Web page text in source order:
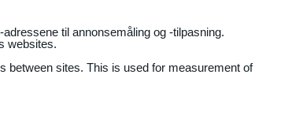
til annonsemåling og -tilpasning.
websites.
between sites. This is used for measurement of